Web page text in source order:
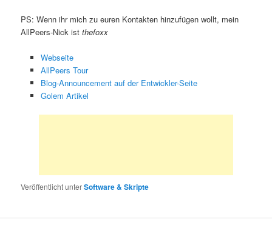
PS: Wenn ihr mich zu euren Kontakten hinzufügen wollt, mein
AllPeers-Nick istthefoxx
Webseite
AllPeers Tour
Blog-Announcement auf der Entwickler-Seite
Golem Artikel
Veröffentlicht unterSoftware & Skripte